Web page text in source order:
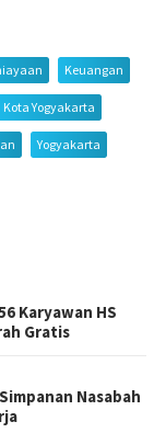
Keuangan
Kota Yogyakarta
Yogyakarta
Karyawan HS
Gratis
Nasabah